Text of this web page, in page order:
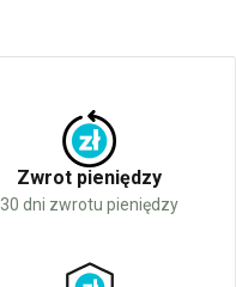
Zwrot pieniędzy
30 dni zwrotu pieniędzy